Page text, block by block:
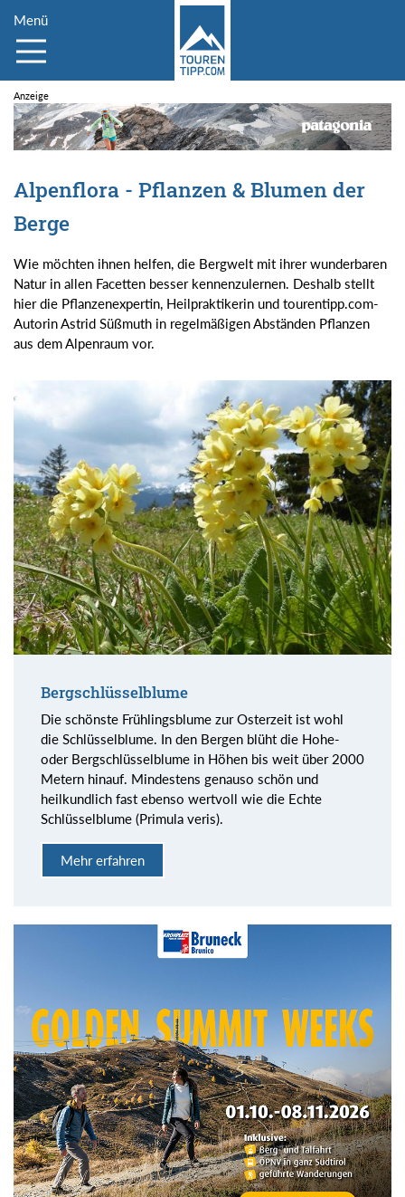
Menü
Alpenflora - Pflanzen & Blumen der
Berge
Wie möchten ihnen helfen, die Bergwelt mit ihrer wunderbaren
Natur in allen Facetten besser kennenzulernen. Deshalb stellt
hier die Pflanzenexpertin, Heilpraktikerin und tourentipp.com-
Autorin Astrid Süßmuth in regelmäßigen Abständen Pflanzen
aus dem Alpenraum vor.
Bergschlüsselblume
Die schönste Frühlingsblume zur Osterzeit ist wohl
die Schlüsselblume. In den Bergen blüht die Hohe-
oder Bergschlüsselblume in Höhen bis weit über 2000
Metern hinauf. Mindestens genauso schön und
heilkundlich fast ebenso wertvoll wie die Echte
Schlüsselblume (Primula veris).
Mehr erfahren